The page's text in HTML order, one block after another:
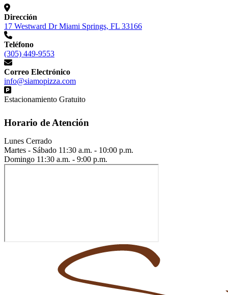
Dirección
17 Westward Dr Miami Springs, FL 33166
Teléfono
(305) 449-9553
Correo Electrónico
info@siamopizza.com
Estacionamiento Gratuito
Horario de Atención
Lunes Cerrado
Martes - Sábado 11:30 a.m. - 10:00 p.m.
Domingo 11:30 a.m. - 9:00 p.m.